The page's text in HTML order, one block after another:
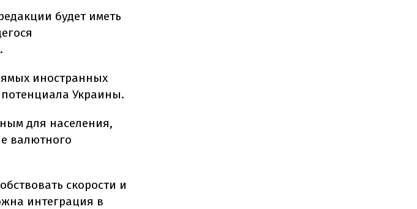
будет иметь
иностранных
Украины.
для населения,
валютного
скорости и
интеграция в